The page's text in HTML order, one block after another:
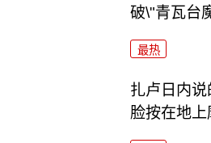
破\"青瓦台
最热
扎卢日内
脸按在地上